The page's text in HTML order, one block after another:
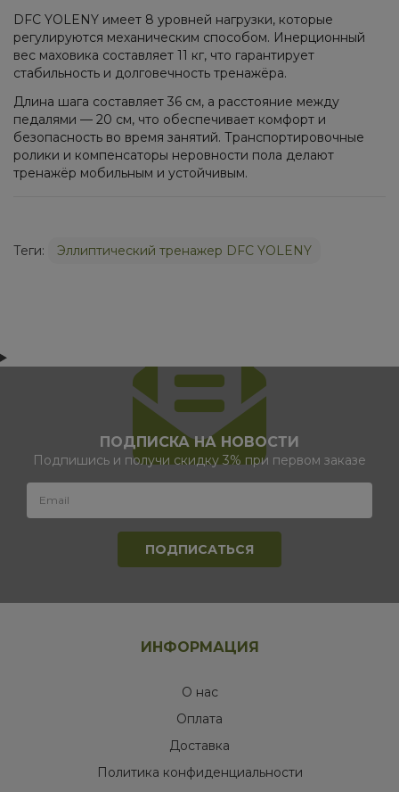
DFC YOLENY имеет 8 уровней нагрузки, которые
регулируются механическим способом. Инерционный
вес маховика составляет 11 кг, что гарантирует
стабильность и долговечность тренажёра.
Длина шага составляет 36 см, а расстояние между
педалями — 20 см, что обеспечивает комфорт и
безопасность во время занятий. Транспортировочные
ролики и компенсаторы неровности пола делают
тренажёр мобильным и устойчивым.
Теги: Эллиптический тренажер DFC YOLENY
ПОДПИСКА НА НОВОСТИ
Подпишись и получи скидку 3% при первом заказе
ИНФОРМАЦИЯ
О нас
Оплата
Доставка
Политика конфиденциальности